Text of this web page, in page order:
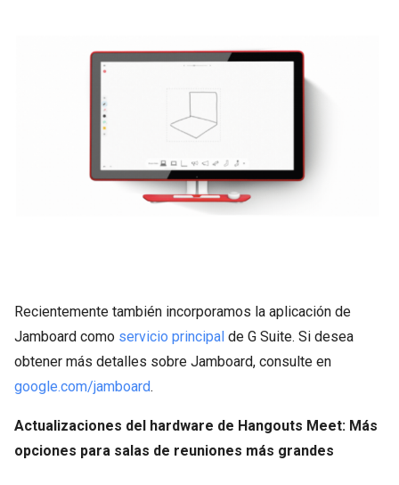
Recientemente también incorporamos la aplicación de
Jamboard como servicio principal de G Suite. Si desea
obtener más detalles sobre Jamboard, consulte en
google.com/jamboard.
Actualizaciones del hardware de Hangouts Meet: Más
opciones para salas de reuniones más grandes